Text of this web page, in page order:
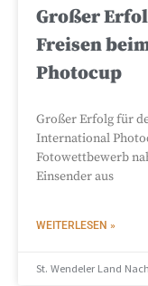
Großer
Freisen
Photocup
Großer Erfolg für
International
Fotowettbewerb
Einsender aus
WEITERLESEN »
St. Wendeler Land